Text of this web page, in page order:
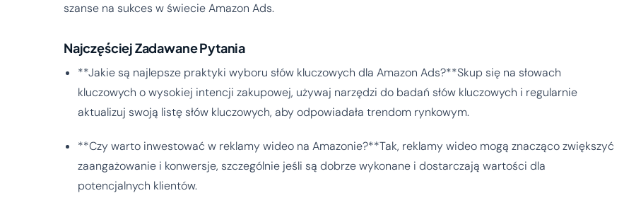
szanse na sukces w świecie Amazon Ads.
Najczęściej Zadawane Pytania
**Jakie są najlepsze praktyki wyboru słów kluczowych dla Amazon Ads?**Skup się na słowach
kluczowych o wysokiej intencji zakupowej, używaj narzędzi do badań słów kluczowych i regularnie
aktualizuj swoją listę słów kluczowych, aby odpowiadała trendom rynkowym.
**Czy warto inwestować w reklamy wideo na Amazonie?**Tak, reklamy wideo mogą znacząco zwiększyć
zaangażowanie i konwersje, szczególnie jeśli są dobrze wykonane i dostarczają wartości dla
potencjalnych klientów.